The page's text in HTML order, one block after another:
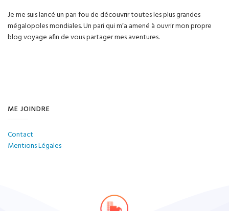
Je me suis lancé un pari fou de découvrir toutes les plus grandes
mégalopoles mondiales. Un pari qui m’a amené à ouvrir mon propre
blog voyage afin de vous partager mes aventures.
ME JOINDRE
Contact
Mentions Légales